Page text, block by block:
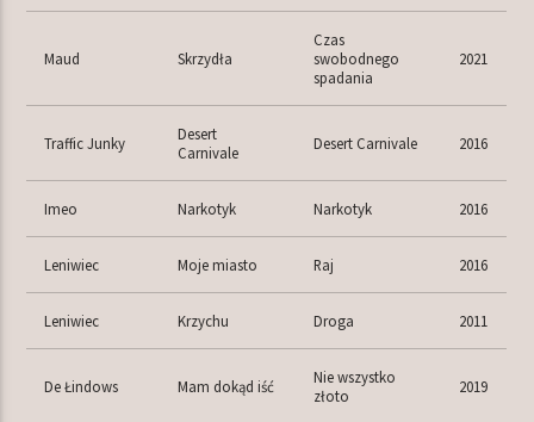
Maud Skrzydła
Czas
swobodnego
spadania
2021
Traffic Junky
Desert
Carnivale
Desert Carnivale 2016
Imeo Narkotyk Narkotyk 2016
Leniwiec Moje miasto Raj 2016
Leniwiec Krzychu Droga 2011
De Łindows Mam dokąd iść
Nie wszystko
złoto
2019